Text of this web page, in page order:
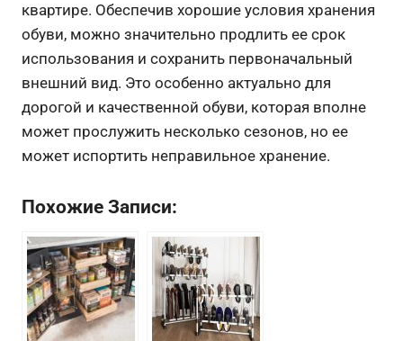
квартире. Обеспечив хорошие условия хранения
обуви, можно значительно продлить ее срок
использования и сохранить первоначальный
внешний вид. Это особенно актуально для
дорогой и качественной обуви, которая вполне
может прослужить несколько сезонов, но ее
может испортить неправильное хранение.
Похожие Записи: